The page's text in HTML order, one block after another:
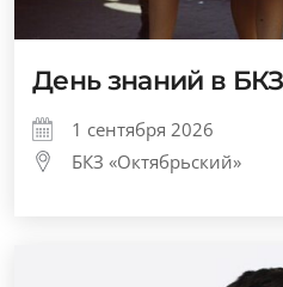
День знаний в
1 сентября 2026
БКЗ «Октябрьский»